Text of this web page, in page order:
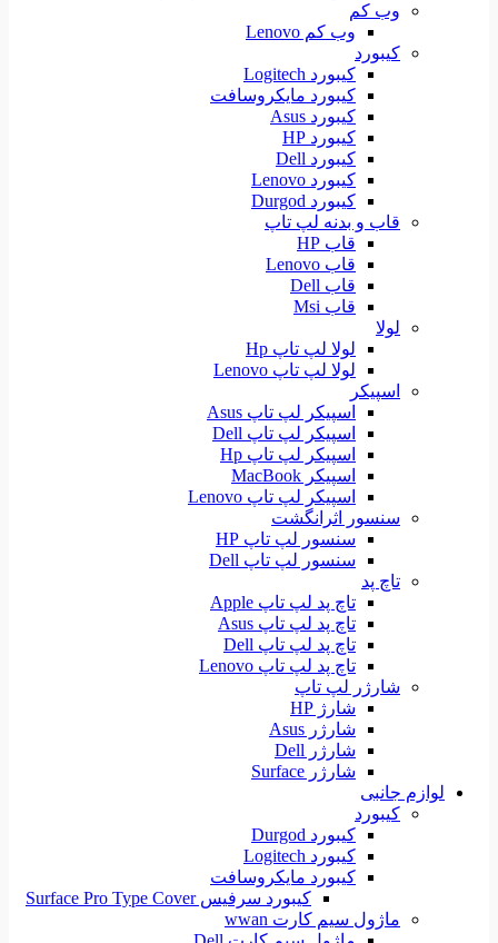
وب کم
وب کم Lenovo
کیبورد
کیبورد Logitech
کیبورد مایکروسافت
کیبورد Asus
کیبورد HP
کیبورد Dell
کیبورد Lenovo
کیبورد Durgod
قاب و بدنه لپ تاپ
قاب HP
قاب Lenovo
قاب Dell
قاب Msi
لولا
لولا لپ تاپ Hp
لولا لپ تاپ Lenovo
اسپیکر
اسپیکر لپ تاپ Asus
اسپیکر لپ تاپ Dell
اسپیکر لپ تاپ Hp
اسپیکر MacBook
اسپیکر لپ تاپ Lenovo
سنسور اثرانگشت
سنسور لپ تاپ HP
سنسور لپ تاپ Dell
تاچ پد
تاچ پد لپ تاپ Apple
تاچ پد لپ تاپ Asus
تاچ پد لپ تاپ Dell
تاچ پد لپ تاپ Lenovo
شارژر لپ تاپ
شارژ HP
شارژر Asus
شارژر Dell
شارژر Surface
لوازم جانبی
کیبورد
کیبورد Durgod
کیبورد Logitech
کیبورد مایکروسافت
کیبورد سرفیس Surface Pro Type Cover
ماژول سیم کارت wwan